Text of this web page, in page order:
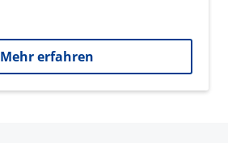
Mehr erfahren